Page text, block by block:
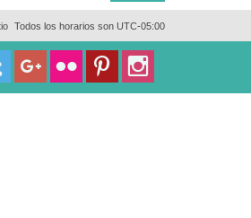
Todos los horarios son UTC-05:00